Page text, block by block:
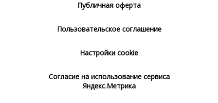
Публичная оферта
Пользовательское соглашение
Настройки cookie
Согласие на использование сервиса
Яндекс.Метрика